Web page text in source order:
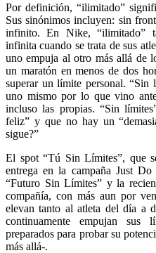
Por definición, “ilimitado”
Sus sinónimos incluyen: sin
infinito. En Nike, “ilimitado”
infinita cuando se trata de sus
uno empuja al otro más allá de
un maratón en menos de dos
superar un límite personal. “Sin
uno mismo por lo que vino
incluso las propias. “Sin
feliz” y que no hay un
sigue?”
El spot “Tú Sin Límites”, que
entrega en la campaña Just
“Futuro Sin Límites” y la
compañía, con más aun por
elevan tanto al atleta del día a
continuamente empujan
preparados para probar su
más allá-.